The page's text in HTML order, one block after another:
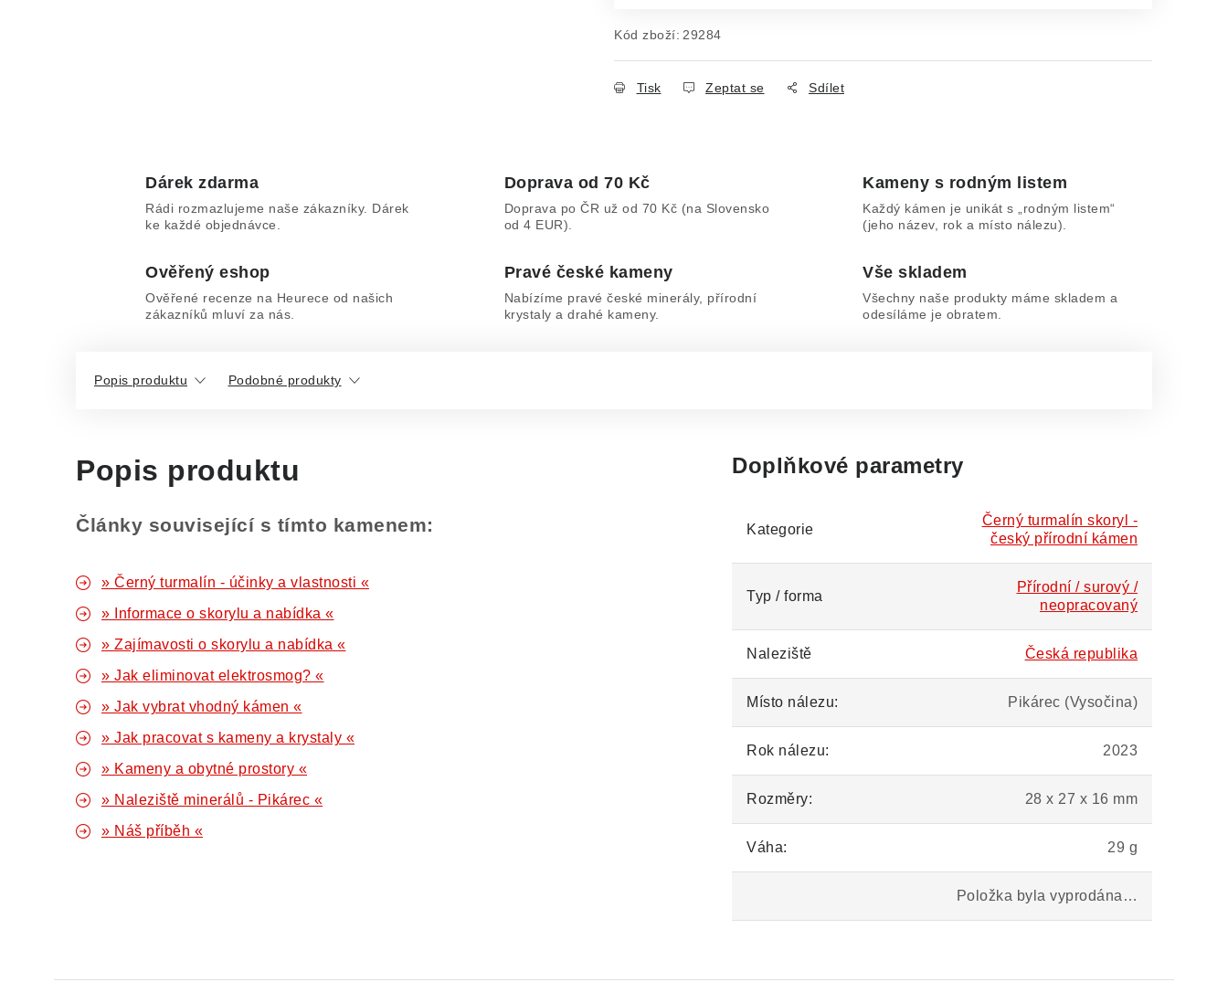
Kód zboží: 29284
Tisk Zeptat se Sdílet
Dárek zdarma
Rádi rozmazlujeme naše zákazníky. Dárek
ke každé objednávce.
Doprava od 70 Kč
Doprava po ČR už od 70 Kč (na Slovensko
od 4 EUR).
Kameny s rodným listem
Každý kámen je unikát s „rodným listem“
(jeho název, rok a místo nálezu).
Ověřený eshop
Ověřené recenze na Heurece od našich
zákazníků mluví za nás.
Pravé české kameny
Nabízíme pravé české minerály, přírodní
krystaly a drahé kameny.
Vše skladem
Všechny naše produkty máme skladem a
odesíláme je obratem.
Popis produktu Podobné produkty
Popis produktu
Články související s tímto kamenem:
» Černý turmalín - účinky a vlastnosti «
» Informace o skorylu a nabídka «
» Zajímavosti o skorylu a nabídka «
» Jak eliminovat elektrosmog? «
» Jak vybrat vhodný kámen «
» Jak pracovat s kameny a krystaly «
» Kameny a obytné prostory «
» Naleziště minerálů - Pikárec «
» Náš příběh «
Doplňkové parametry
Kategorie
Černý turmalín skoryl -
český přírodní kámen
Typ / forma
Přírodní / surový /
neopracovaný
Naleziště Česká republika
Místo nálezu: Pikárec (Vysočina)
Rok nálezu: 2023
Rozměry: 28 x 27 x 16 mm
Váha: 29 g
Položka byla vyprodána…